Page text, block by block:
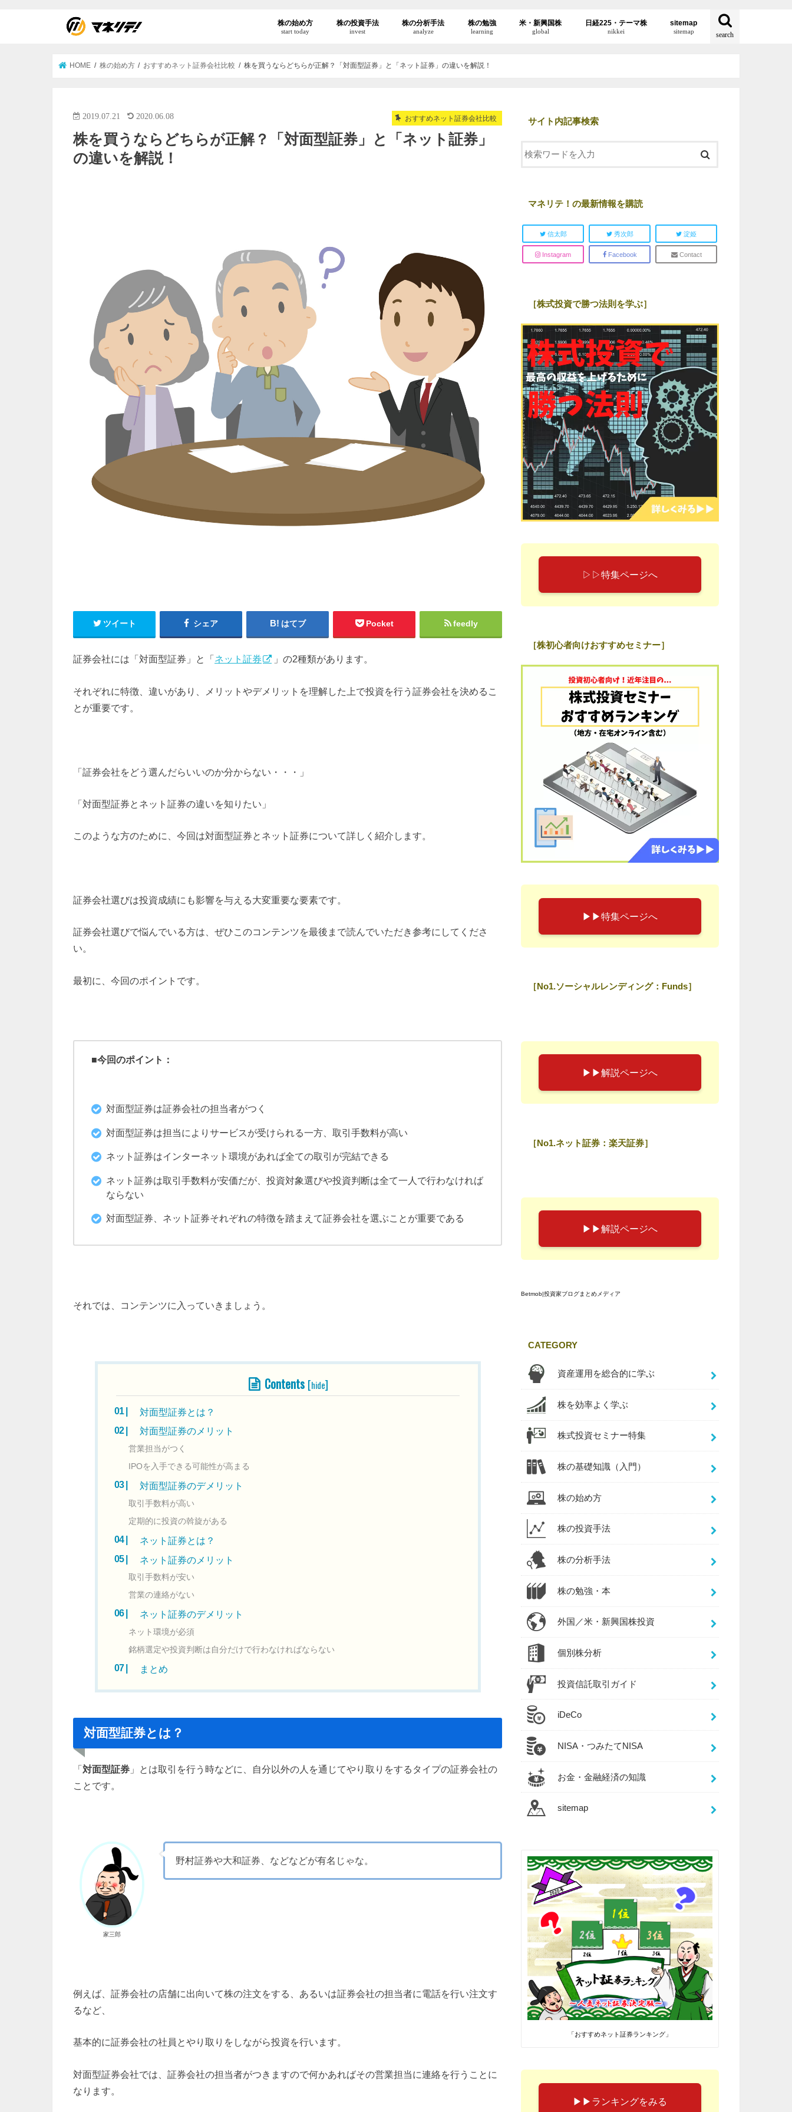
search
株の始め方
start today
株の投資手法
invest
株の分析手法
analyze
株の勉強
learning
米・新興国株
global
日経225・テーマ株
nikkei
sitemap
sitemap
HOME 株の始め方 おすすめネット証券会社比較 株を買うならどちらが正解？「対面型証券」と「ネット証券」の違いを解説！
おすすめネット証券会社比較
2019.07.21 2020.06.08
株を買うならどちらが正解？「対面型証券」と「ネット証券」
の違いを解説！
ツイート シェア はてブ Pocket feedly
証券会社には「対面型証券」と「 ネット証券 」の2種類があります。
それぞれに特徴、違いがあり、メリットやデメリットを理解した上で投資を行う証券会社を決めるこ
とが重要です。
「証券会社をどう選んだらいいのか分からない・・・」
「対面型証券とネット証券の違いを知りたい」
このような方のために、今回は対面型証券とネット証券について詳しく紹介します。
証券会社選びは投資成績にも影響を与える大変重要な要素です。
証券会社選びで悩んでいる方は、ぜひこのコンテンツを最後まで読んでいただき参考にしてくださ
い。
最初に、今回のポイントです。
■今回のポイント：
対面型証券は証券会社の担当者がつく
対面型証券は担当によりサービスが受けられる一方、取引手数料が高い
ネット証券はインターネット環境があれば全ての取引が完結できる
ネット証券は取引手数料が安価だが、投資対象選びや投資判断は全て一人で行わなければ
ならない
対面型証券、ネット証券それぞれの特徴を踏まえて証券会社を選ぶことが重要である
それでは、コンテンツに入っていきましょう。
Contents [hide]
対面型証券とは？
対面型証券のメリット
営業担当がつく
IPOを入手できる可能性が高まる
対面型証券のデメリット
取引手数料が高い
定期的に投資の斡旋がある
ネット証券とは？
ネット証券のメリット
取引手数料が安い
営業の連絡がない
ネット証券のデメリット
ネット環境が必須
銘柄選定や投資判断は自分だけで行わなければならない
まとめ
対面型証券とは？
「対面型証券 」とは取引を行う時などに、自分以外の人を通じてやり取りをするタイプの証券会社の
ことです。
家三郎
野村証券や大和証券、などなどが有名じゃな。
例えば、証券会社の店舗に出向いて株の注文をする、あるいは証券会社の担当者に電話を行い注文す
るなど、
基本的に証券会社の社員とやり取りをしながら投資を行います。
対面型証券会社では、証券会社の担当者がつきますので何かあればその営業担当に連絡を行うことに
なります。
サイト内記事検索
マネリテ！の最新情報を購読
信太郎 秀次郎 淀姫
Instagram Facebook Contact
［株式投資で勝つ法則を学ぶ］
▷▷特集ページへ
［株初心者向けおすすめセミナー］
▶︎▶︎特集ページへ
［No1.ソーシャルレンディング：Funds］
▶︎▶︎解説ページへ
［No1.ネット証券：楽天証券］
▶︎▶︎解説ページへ
Betmob|投資家ブログまとめメディア
CATEGORY
資産運用を総合的に学ぶ
株を効率よく学ぶ
株式投資セミナー特集
株の基礎知識（入門）
株の始め方
株の投資手法
株の分析手法
株の勉強・本
外国／米・新興国株投資
個別株分析
投資信託取引ガイド
iDeCo
NISA・つみたてNISA
お金・金融経済の知識
sitemap
「おすすめネット証券ランキング」
▶︎▶︎ランキングをみる